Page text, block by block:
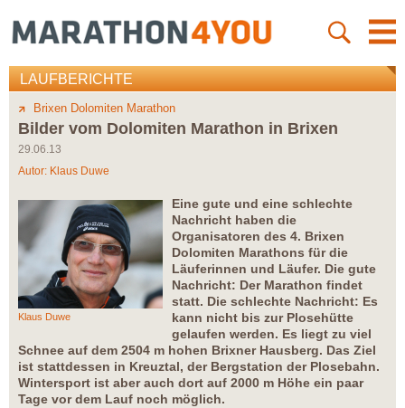
LAUFBERICHTE
Brixen Dolomiten Marathon
Bilder vom Dolomiten Marathon in Brixen
29.06.13
Autor: Klaus Duwe
Klaus Duwe
Eine gute und eine schlechte
Nachricht haben die
Organisatoren des 4. Brixen
Dolomiten Marathons für die
Läuferinnen und Läufer. Die gute
Nachricht: Der Marathon findet
statt. Die schlechte Nachricht: Es
kann nicht bis zur Plosehütte
gelaufen werden. Es liegt zu viel
Schnee auf dem 2504 m hohen Brixner Hausberg. Das Ziel
ist stattdessen in Kreuztal, der Bergstation der Plosebahn.
Wintersport ist aber auch dort auf 2000 m Höhe ein paar
Tage vor dem Lauf noch möglich.